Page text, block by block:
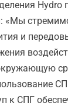
Hydro
«Мы
и
к СПГ